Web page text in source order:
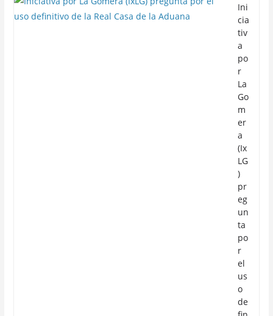
Ini
cia
tiv
a
po
r
La
Go
m
er
a
(Ix
LG
)
pr
eg
un
ta
po
r
el
us
o
de